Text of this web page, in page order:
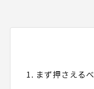
1. まず押さえる